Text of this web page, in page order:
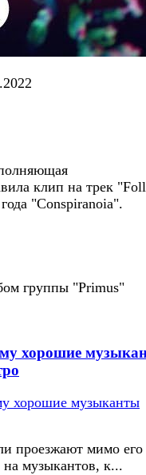
клип на трек
"Conspiranoia".
группы "Primus"
хорошие
проезжают мимо его
музыкантов, к...